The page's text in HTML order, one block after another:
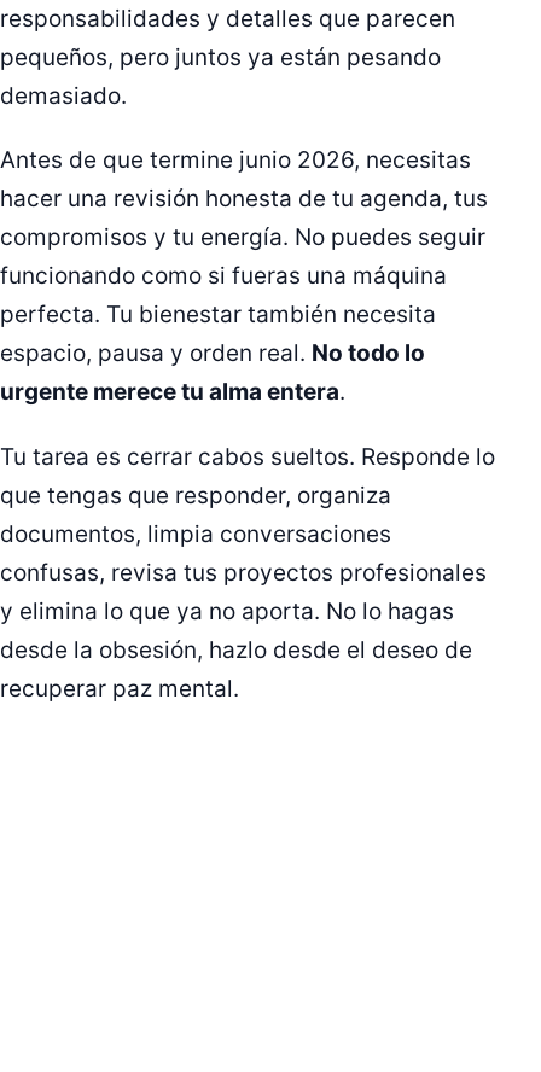
responsabilidades y detalles que parecen
pequeños, pero juntos ya están pesando
demasiado.
Antes de que termine junio 2026, necesitas
hacer una revisión honesta de tu agenda, tus
compromisos y tu energía. No puedes seguir
funcionando como si fueras una máquina
perfecta. Tu bienestar también necesita
espacio, pausa y orden real. No todo lo
urgente merece tu alma entera.
Tu tarea es cerrar cabos sueltos. Responde lo
que tengas que responder, organiza
documentos, limpia conversaciones
confusas, revisa tus proyectos profesionales
y elimina lo que ya no aporta. No lo hagas
desde la obsesión, hazlo desde el deseo de
recuperar paz mental.